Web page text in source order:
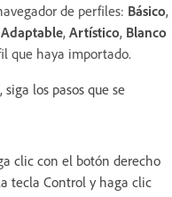
de perfiles: Básico,
Adaptable, Artístico, Blanco
que haya importado.
los pasos que se
clic con el botón derecho
tecla Control y haga clic